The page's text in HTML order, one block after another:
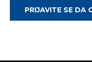
PRIJAVITE SE DA